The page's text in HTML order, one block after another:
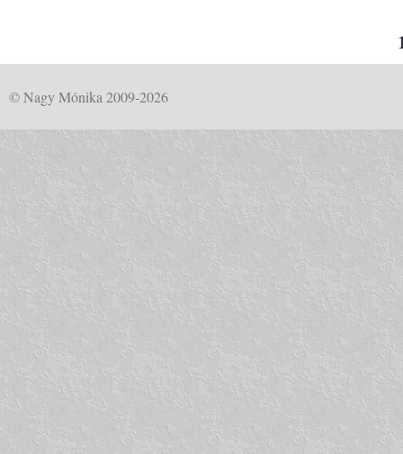
© Nagy Mónika 2009-2026